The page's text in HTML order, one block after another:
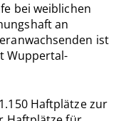
bei weiblichen
an
ist
Wuppertal-
Haftplätze zur